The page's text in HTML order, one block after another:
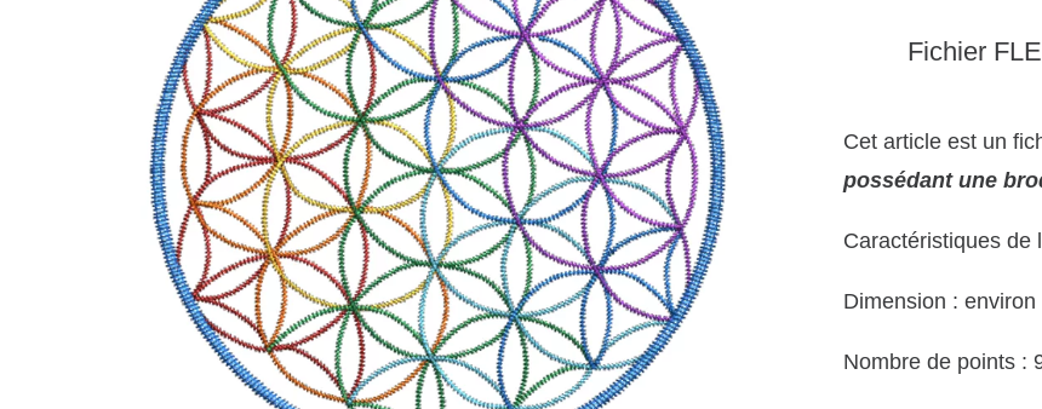
Fichier
Cet article est un
possédant une
Caractéristiques de
Dimension :
Nombre de points :